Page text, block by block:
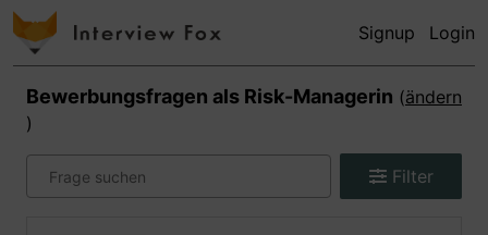
Signup Login
Bewerbungsfragen als Risk-Managerin (ändern
)
Filter